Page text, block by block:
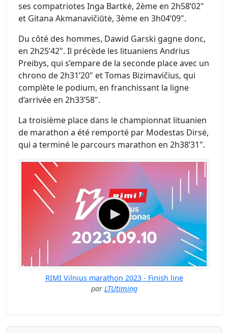
ses compatriotes Inga Bartkė, 2ème en 2h58’02"
et Gitana Akmanavičiūtė, 3ème en 3h04’09".
Du côté des hommes, Dawid Garski gagne donc,
en 2h25’42". Il précède les lituaniens Andrius
Preibys, qui s’empare de la seconde place avec un
chrono de 2h31’20" et Tomas Bizimavičius, qui
complète le podium, en franchissant la ligne
d’arrivée en 2h33’58".
La troisième place dans le championnat lituanien
de marathon a été remporté par Modestas Dirsė,
qui a terminé le parcours marathon en 2h38’31".
RIMI Vilnius marathon 2023 - Finish line
par LTUtiming